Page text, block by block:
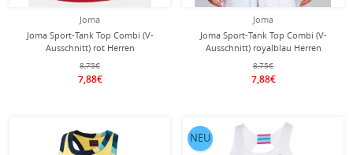
Joma
Joma Sport-Tank Top Combi (V-
Ausschnitt) rot Herren
8,75€
7,88€
Joma
Joma Sport-Tank Top Combi (V-
Ausschnitt) royalblau Herren
8,75€
7,88€
NEU